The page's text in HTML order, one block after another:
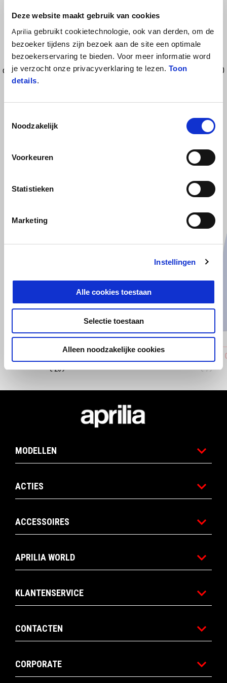
Deze website maakt gebruik van cookies
Aprilia gebruikt cookietechnologie, ook van derden, om de
bezoeker tijdens zijn bezoek aan de site een optimale
bezoekerservaring te bieden. Voor meer informatie word
je verzocht onze privacyverklaring te lezen. Toon
details.
Noodzakelijk
Voorkeuren
Statistieken
Marketing
Instellingen
Alle cookies toestaan
Selectie toestaan
Alleen noodzakelijke cookies
Stretchable neck, cuff and armhole Weight 580gr Polyester 96%,
Spadenx 4% Outer Softshell no wind and waterproof in polyester
5K/1K: breathable, resistant to tearing and abrasion, water repellent
Powerstretch in polyester for side insert Inner in microfleece with
dobby effect Sizes: S 062, M 064, L 066, XL 068, XXL 069, XXXL 070
APRILIA EXPERIENCE JACKET
€ 269
APRILIA
€ 79
MODELLEN
ACTIES
ACCESSOIRES
APRILIA WORLD
KLANTENSERVICE
CONTACTEN
CORPORATE